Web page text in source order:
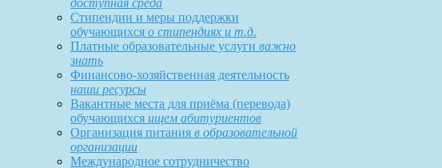
доступная среда
Стипендии и меры поддержки
обучающихся о стипендиях и т.д.
Платные образовательные услуги важно
знать
Финансово-хозяйственная деятельность
наши ресурсы
Вакантные места для приёма (перевода)
обучающихся ищем абитуриентов
Организация питания в образовательной
организации
Международное сотрудничество